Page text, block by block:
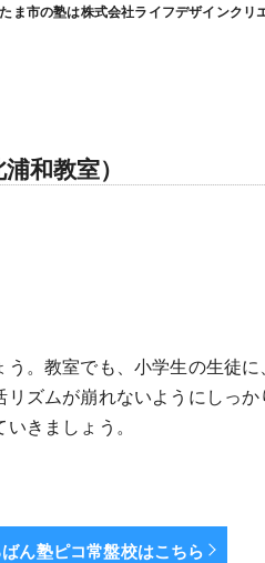
ま市の塾は株式会社ライフデザインクリ
和教室）
。教室でも、小学生の生徒に
ズムが崩れないようにしっか
きましょう。
ん塾ピコ常盤校はこちら